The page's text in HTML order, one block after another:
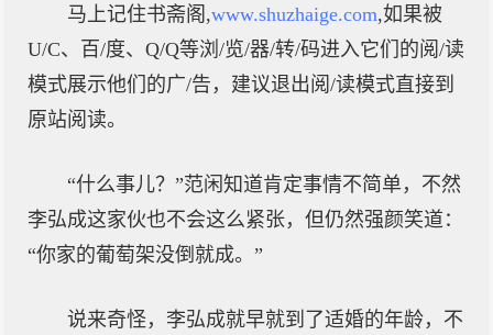
马上记住书斋阁,www.shuzhaige.com,如果被
U/C、百/度、Q/Q等浏/览/器/转/码进入它们的阅/读
模式展示他们的广/告，建议退出阅/读模式直接到
原站阅读。
“什么事儿？”范闲知道肯定事情不简单，不然
李弘成这家伙也不会这么紧张，但仍然强颜笑道：
“你家的葡萄架没倒就成。”
说来奇怪，李弘成就早就到了适婚的年龄，不